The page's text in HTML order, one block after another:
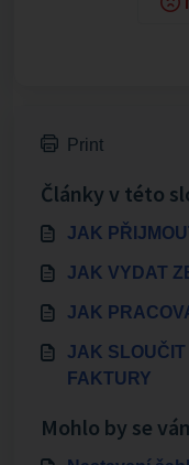
Print
Články v této
JAK
JAK VYDAT
JAK
JAK
FAKTURY
Mohlo by se